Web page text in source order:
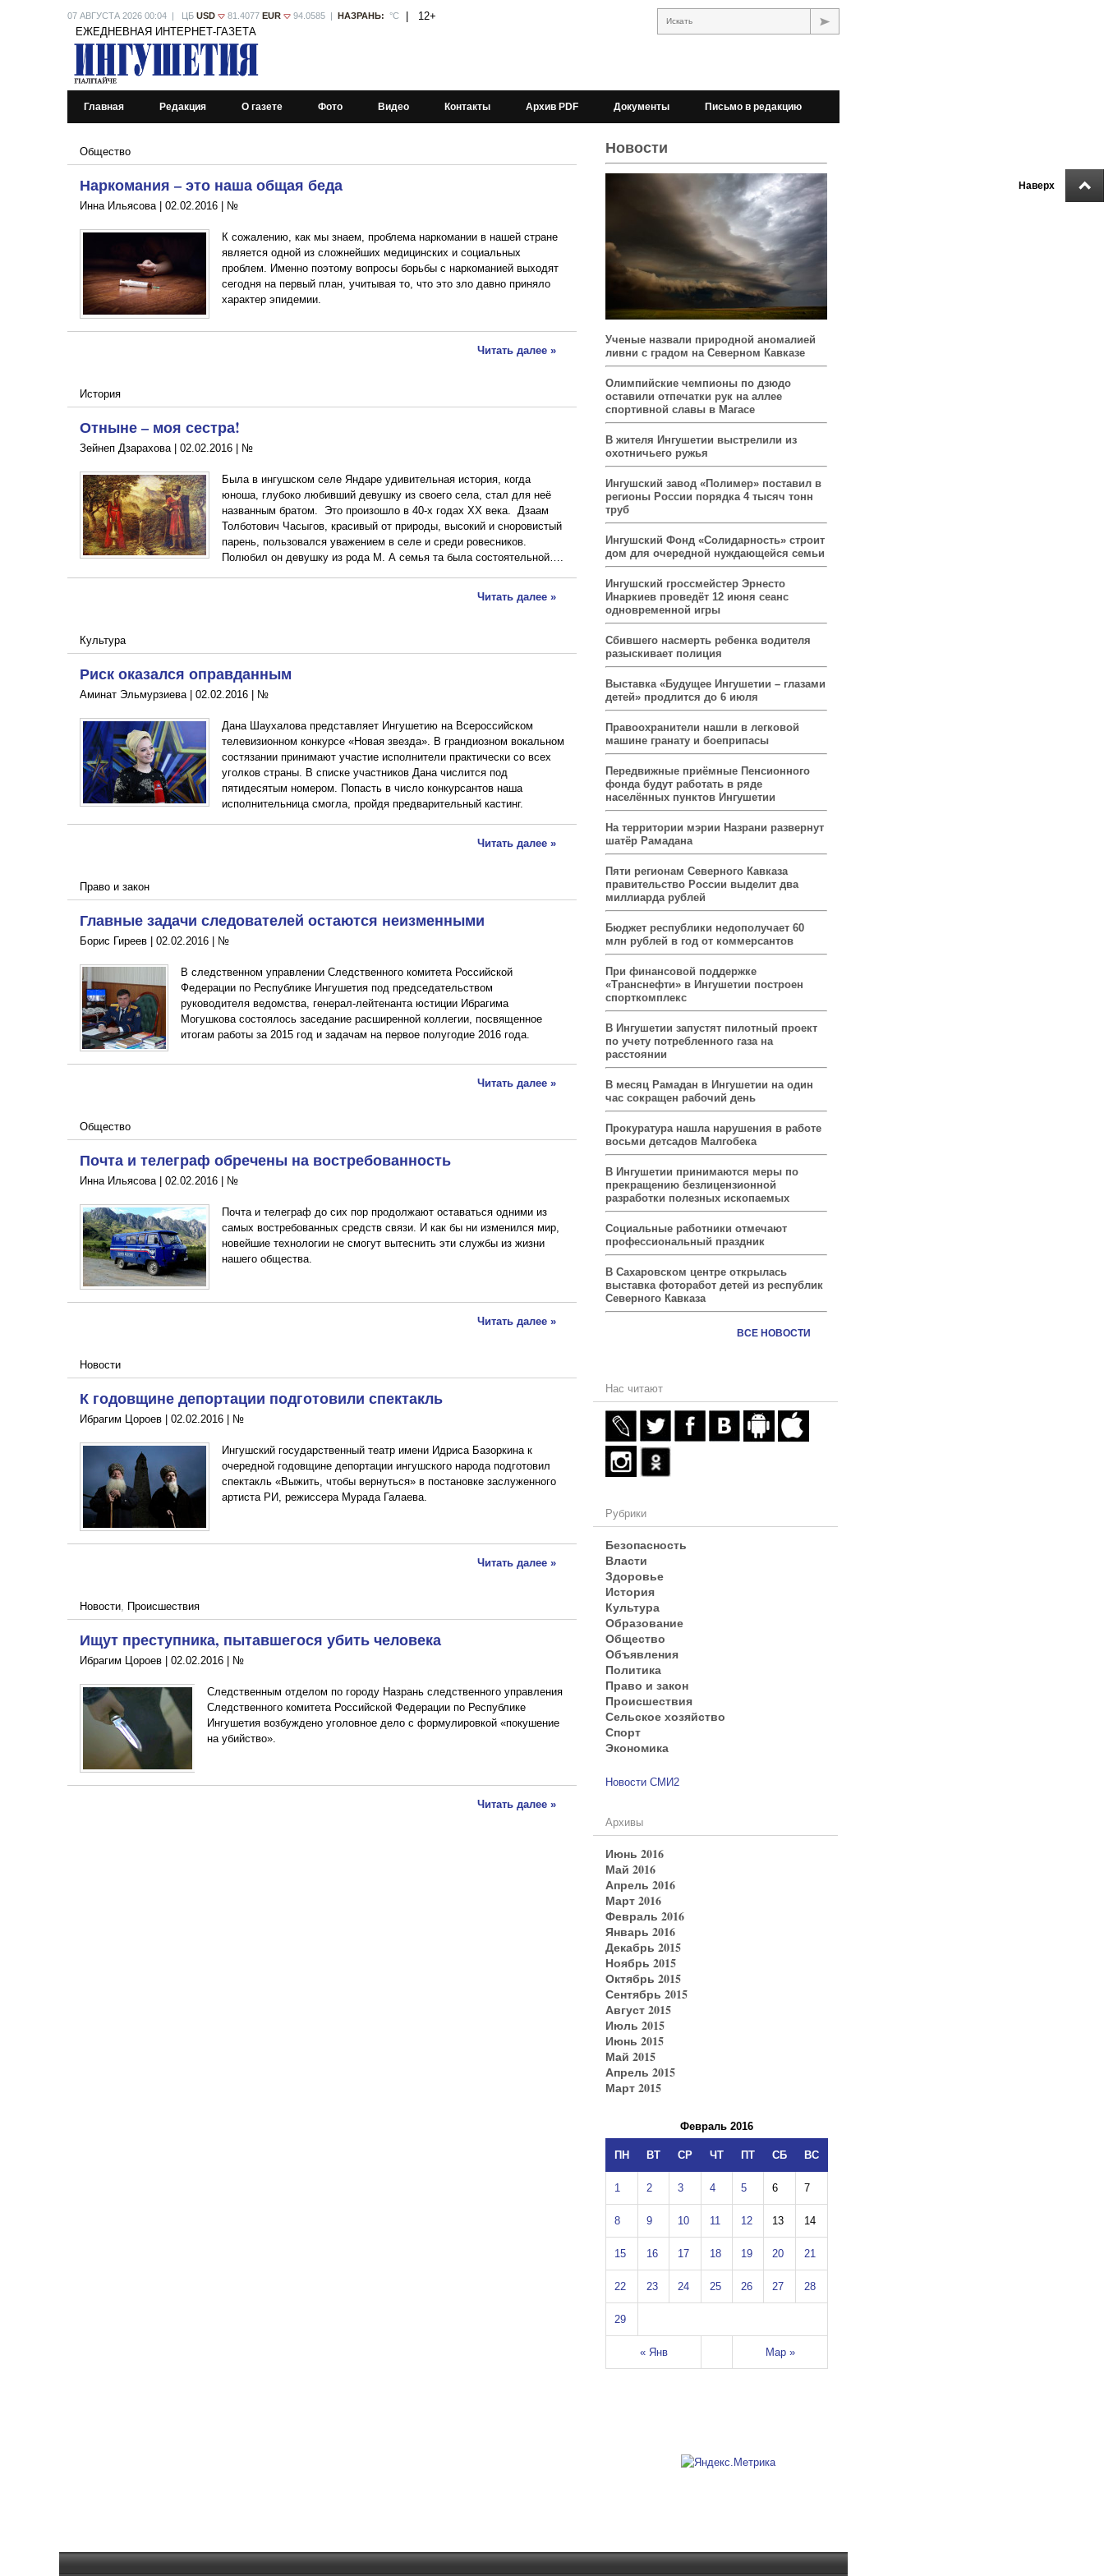
Наверх
07 АВГУСТА 2026 00:04 | ЦБ USD 81.4077 EUR 94.0585 | НАЗРАНЬ: °С 12+ Искать
ЕЖЕДНЕВНАЯ ИНТЕРНЕТ-ГАЗЕТА
Главная Редакция О газете Фото Видео Контакты Архив PDF Документы Письмо в редакцию
Общество
Наркомания – это наша общая беда
Инна Ильясова | 02.02.2016 №
К сожалению, как мы знаем, проблема наркомании в нашей стране
является одной из сложнейших медицинских и социальных
проблем. Именно поэтому вопросы борьбы с наркоманией выходят
сегодня на первый план, учитывая то, что это зло давно приняло
характер эпидемии.
Читать далее »
История
Отныне – моя сестра!
Зейнеп Дзарахова | 02.02.2016 | №
Была в ингушском селе Яндаре удивительная история, когда
юноша, глубоко любивший девушку из своего села, стал для неё
названным братом. Это произошло в 40-х годах ХХ века. Дзаам
Толботович Часыгов, красивый от природы, высокий и сноровистый
парень, пользовался уважением в селе и среди ровесников.
Полюбил он девушку из рода М. А семья та была состоятельной….
Читать далее »
Культура
Риск оказался оправданным
Аминат Эльмурзиева | 02.02.2016 | №
Дана Шаухалова представляет Ингушетию на Всероссийском
телевизионном конкурсе «Новая звезда». В грандиозном вокальном
состязании принимают участие исполнители практически со всех
уголков страны. В списке участников Дана числится под
пятидесятым номером. Попасть в число конкурсантов наша
исполнительница смогла, пройдя предварительный кастинг.
Читать далее »
Право и закон
Главные задачи следователей остаются неизменными
Борис Гиреев | 02.02.2016 | №
В следственном управлении Следственного комитета Российской
Федерации по Республике Ингушетия под председательством
руководителя ведомства, генерал-лейтенанта юстиции Ибрагима
Могушкова состоялось заседание расширенной коллегии, посвященное
итогам работы за 2015 год и задачам на первое полугодие 2016 года.
Читать далее »
Общество
Почта и телеграф обречены на востребованность
Инна Ильясова | 02.02.2016 №
Почта и телеграф до сих пор продолжают оставаться одними из
самых востребованных средств связи. И как бы ни изменился мир,
новейшие технологии не смогут вытеснить эти службы из жизни
нашего общества.
Читать далее »
Новости
К годовщине депортации подготовили спектакль
Ибрагим Цороев | 02.02.2016 №
Ингушский государственный театр имени Идриса Базоркина к
очередной годовщине депортации ингушского народа подготовил
спектакль «Выжить, чтобы вернуться» в постановке заслуженного
артиста РИ, режиссера Мурада Галаева.
Читать далее »
Новости, Происшествия
Ищут преступника, пытавшегося убить человека
Ибрагим Цороев | 02.02.2016 №
Следственным отделом по городу Назрань следственного управления
Следственного комитета Российской Федерации по Республике
Ингушетия возбуждено уголовное дело с формулировкой «покушение
на убийство».
Читать далее »
Новости
Ученые назвали природной аномалией
ливни с градом на Северном Кавказе
Олимпийские чемпионы по дзюдо
оставили отпечатки рук на аллее
спортивной славы в Магасе
В жителя Ингушетии выстрелили из
охотничьего ружья
Ингушский завод «Полимер» поставил в
регионы России порядка 4 тысяч тонн
труб
Ингушский Фонд «Солидарность» строит
дом для очередной нуждающейся семьи
Ингушский гроссмейстер Эрнесто
Инаркиев проведёт 12 июня сеанс
одновременной игры
Сбившего насмерть ребенка водителя
разыскивает полиция
Выставка «Будущее Ингушетии – глазами
детей» продлится до 6 июля
Правоохранители нашли в легковой
машине гранату и боеприпасы
Передвижные приёмные Пенсионного
фонда будут работать в ряде
населённых пунктов Ингушетии
На территории мэрии Назрани развернут
шатёр Рамадана
Пяти регионам Северного Кавказа
правительство России выделит два
миллиарда рублей
Бюджет республики недополучает 60
млн рублей в год от коммерсантов
При финансовой поддержке
«Транснефти» в Ингушетии построен
спорткомплекс
В Ингушетии запустят пилотный проект
по учету потребленного газа на
расстоянии
В месяц Рамадан в Ингушетии на один
час сокращен рабочий день
Прокуратура нашла нарушения в работе
восьми детсадов Малгобека
В Ингушетии принимаются меры по
прекращению безлицензионной
разработки полезных ископаемых
Социальные работники отмечают
профессиональный праздник
В Сахаровском центре открылась
выставка фоторабот детей из республик
Северного Кавказа
ВСЕ НОВОСТИ
Нас читают
Рубрики
Безопасность
Власти
Здоровье
История
Культура
Образование
Общество
Объявления
Политика
Право и закон
Происшествия
Сельское хозяйство
Спорт
Экономика
Новости СМИ2
Архивы
Июнь 2016
Май 2016
Апрель 2016
Март 2016
Февраль 2016
Январь 2016
Декабрь 2015
Ноябрь 2015
Октябрь 2015
Сентябрь 2015
Август 2015
Июль 2015
Июнь 2015
Май 2015
Апрель 2015
Март 2015
Февраль 2016
ПН ВТ СР ЧТ ПТ СБ ВС
« Янв Мар »
1 2 3 4 5 6 7
8 9 10 11 12 13 14
15 16 17 18 19 20 21
22 23 24 25 26 27 28
29